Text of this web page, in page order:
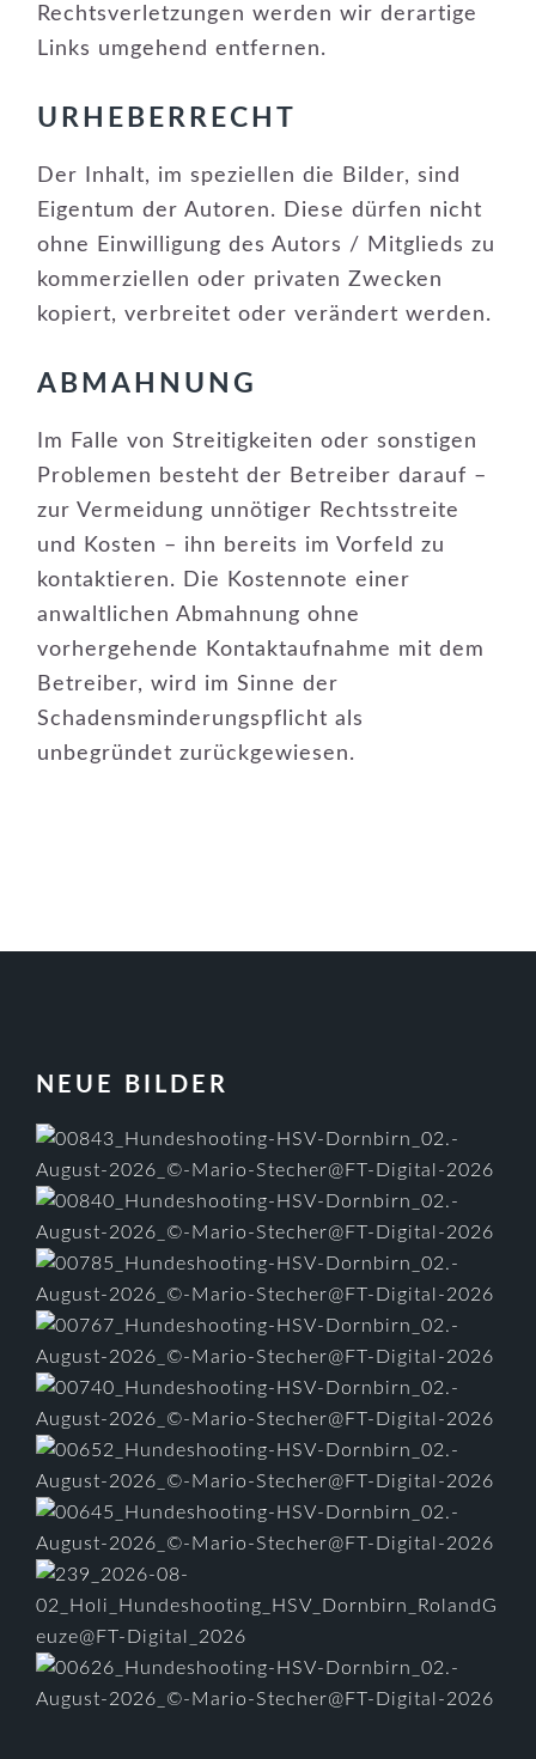
Rechtsverletzungen werden wir derartige
Links umgehend entfernen.
URHEBERRECHT
Der Inhalt, im speziellen die Bilder, sind
Eigentum der Autoren. Diese dürfen nicht
ohne Einwilligung des Autors / Mitglieds zu
kommerziellen oder privaten Zwecken
kopiert, verbreitet oder verändert werden.
ABMAHNUNG
Im Falle von Streitigkeiten oder sonstigen
Problemen besteht der Betreiber darauf –
zur Vermeidung unnötiger Rechtsstreite
und Kosten – ihn bereits im Vorfeld zu
kontaktieren. Die Kostennote einer
anwaltlichen Abmahnung ohne
vorhergehende Kontaktaufnahme mit dem
Betreiber, wird im Sinne der
Schadensminderungspflicht als
unbegründet zurückgewiesen.
FOOTER
NEUE BILDER